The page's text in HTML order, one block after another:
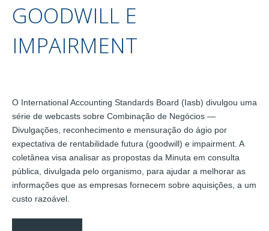
GOODWILL E
IMPAIRMENT
O International Accounting Standards Board (Iasb) divulgou uma
série de webcasts sobre Combinação de Negócios —
Divulgações, reconhecimento e mensuração do ágio por
expectativa de rentabilidade futura (goodwill) e impairment. A
coletânea visa analisar as propostas da Minuta em consulta
pública, divulgada pelo organismo, para ajudar a melhorar as
informações que as empresas fornecem sobre aquisições, a um
custo razoável.